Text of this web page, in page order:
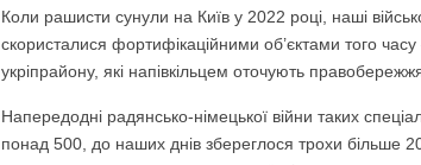
Коли рашисти сунули на Київ у 2022 році, наші
скористалися фортифікаційними об’єктами того
укріпрайону, які напівкільцем оточують правобережжя
Напередодні радянсько-німецької війни таких
понад 500, до наших днів збереглося трохи більше